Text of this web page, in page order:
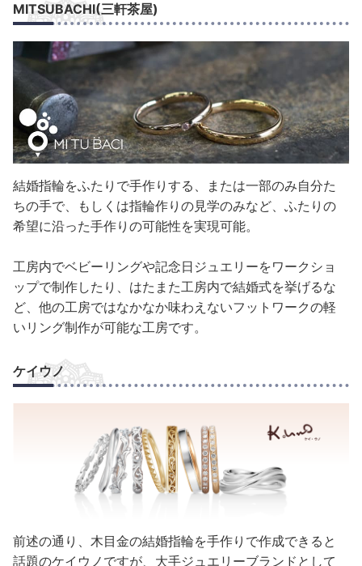
MITSUBACHI(三軒茶屋)
結婚指輪をふたりで手作りする、または一部のみ自分た
ちの手で、もしくは指輪作りの見学のみなど、ふたりの
希望に沿った手作りの可能性を実現可能。
工房内でベビーリングや記念日ジュエリーをワークショ
ップで制作したり、はたまた工房内で結婚式を挙げるな
ど、他の工房ではなかなか味わえないフットワークの軽
いリング制作が可能な工房です。
ケイウノ
前述の通り、木目金の結婚指輪を手作りで作成できると
話題のケイウノですが、大手ジュエリーブランドとして